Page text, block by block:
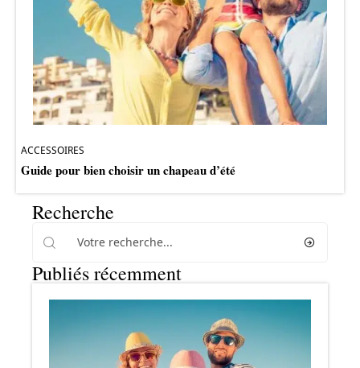
ACCESSOIRES
Guide pour bien choisir un chapeau d’été
Recherche
Publiés récemment